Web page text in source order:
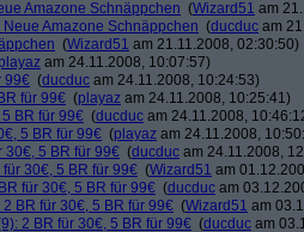
Amazone Schnäppchen (Wizard51 am
Neue Amazone Schnäppchen (ducduc am
(Wizard51 am 21.11.2008, 02:30:50)
playaz am 24.11.2008, 10:07:57)
99€ (ducduc am 24.11.2008, 10:24:53)
für 99€ (playaz am 24.11.2008, 10:25:41)
BR für 99€ (ducduc am 24.11.2008,
5 BR für 99€ (playaz am 24.11.2008,
30€, 5 BR für 99€ (ducduc am 24.11.2008,
für 30€, 5 BR für 99€ (Wizard51 am
für 30€, 5 BR für 99€ (ducduc am
2 BR für 30€, 5 BR für 99€ (Wizard51 am
2 BR für 30€, 5 BR für 99€ (ducduc am